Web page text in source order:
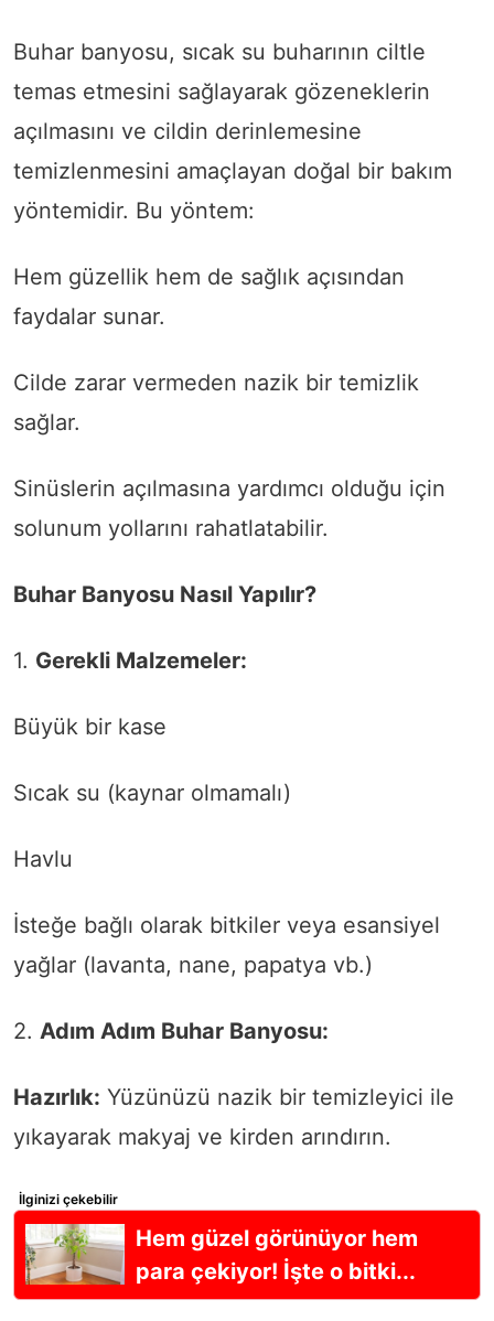
Buhar banyosu, sıcak su buharının ciltle
temas etmesini sağlayarak gözeneklerin
açılmasını ve cildin derinlemesine
temizlenmesini amaçlayan doğal bir bakım
yöntemidir. Bu yöntem:
Hem güzellik hem de sağlık açısından
faydalar sunar.
Cilde zarar vermeden nazik bir temizlik
sağlar.
Sinüslerin açılmasına yardımcı olduğu için
solunum yollarını rahatlatabilir.
Buhar Banyosu Nasıl Yapılır?
1. Gerekli Malzemeler:
Büyük bir kase
Sıcak su (kaynar olmamalı)
Havlu
İsteğe bağlı olarak bitkiler veya esansiyel
yağlar (lavanta, nane, papatya vb.)
2. Adım Adım Buhar Banyosu:
Hazırlık: Yüzünüzü nazik bir temizleyici ile
yıkayarak makyaj ve kirden arındırın.
İlginizi çekebilir
Hem güzel görünüyor hem
para çekiyor! İşte o bitki...